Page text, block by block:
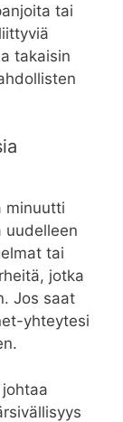
tai
takaisin
minuutti
uudelleen
tai
jotka
Jos saat
yhteytesi